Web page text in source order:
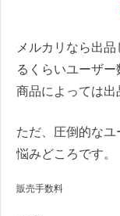
メルカリなら出
るくらいユーザー
商品によっては
ただ、圧倒的な
悩みどころです。
販売手数料